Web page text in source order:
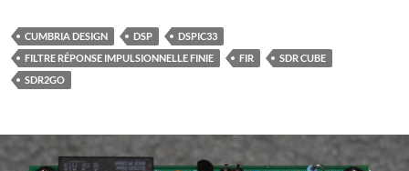
CUMBRIA DESIGN DSP
DSPIC33
FILTRE RÉPONSE IMPULSIONNELLE FINIE
FIR
SDR CUBE
SDR2GO